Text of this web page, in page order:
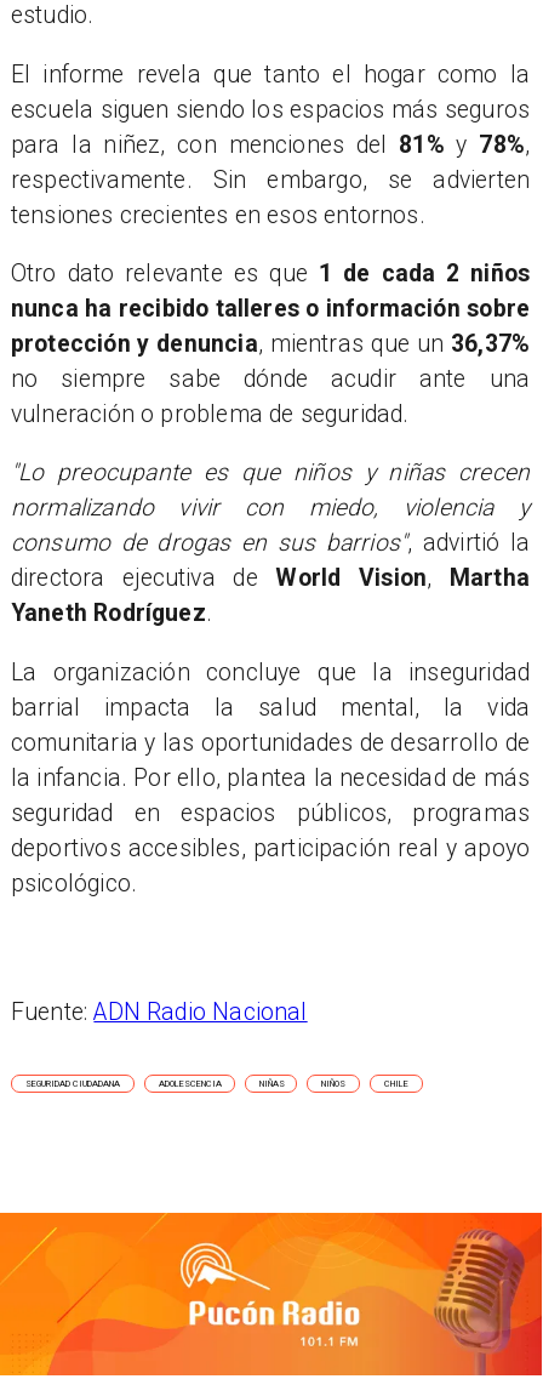
estudio.
El informe revela que tanto el hogar como la
escuela siguen siendo los espacios más seguros
para la niñez, con menciones del 81% y 78%,
respectivamente. Sin embargo, se advierten
tensiones crecientes en esos entornos.
Otro dato relevante es que 1 de cada 2 niños
nunca ha recibido talleres o información sobre
protección y denuncia, mientras que un 36,37%
no siempre sabe dónde acudir ante una
vulneración o problema de seguridad.
"Lo preocupante es que niños y niñas crecen
normalizando vivir con miedo, violencia y
consumo de drogas en sus barrios", advirtió la
directora ejecutiva deWorld Vision,
Martha
Yaneth Rodríguez.
La organización concluye que la inseguridad
barrial impacta la salud mental, la vida
comunitaria y las oportunidades de desarrollo de
la infancia. Por ello, plantea la necesidad de más
seguridad en espacios públicos, programas
deportivos accesibles, participación real y apoyo
psicológico.
Fuente:ADN Radio Nacional
SEGURIDAD CIUDADANA ADOLESCENCIA NIÑAS NIÑOS CHILE